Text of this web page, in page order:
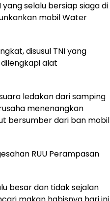
selalu bersiap siaga di
mobil Water
disusul TNI yang
alat
ledakan dari samping
menenangkan
bersumber dari ban mobil
RUU Perampasan
besar dan tidak sejalan